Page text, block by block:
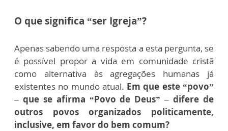
O que significa “ser Igreja”?
Apenas sabendo uma resposta a esta pergunta, se
é possível propor a vida em comunidade cristã
como alternativa às agregações humanas já
existentes no mundo atual. Em que este “povo”
– que se afirma “Povo de Deus” – difere de
outros povos organizados politicamente,
inclusive, em favor do bem comum?